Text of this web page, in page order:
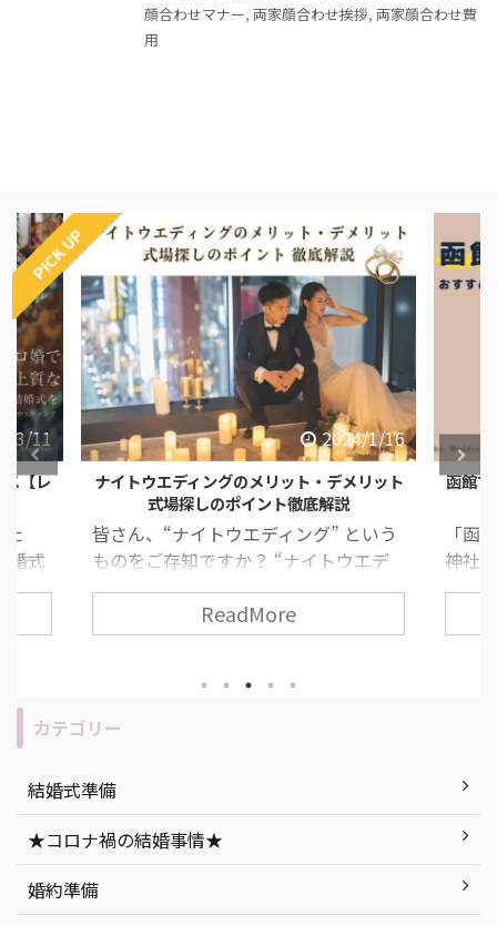
顔合わせマナー, 両家顔合わせ挨拶, 両家顔合わせ費
用
PICK UP
3/11
【レ
婚式
すめ
がな
人と
の
でき
は
』
いき
2024/1/16
ナイトウエディングのメリット・デメリット
式場探しのポイント徹底解説
皆さん、“ナイトウエディング” という
ものをご存知ですか？ “ナイトウエデ
ィング” とは、夕方から夜の時間に行
う結婚式のことで、近年とても人気な
挙式スタイルの一つです！ 挙式や披露
わりありません。 今回は、ナイトウエ
ディングのメリット・デメリットの説
トウエディングを徹底解説します！ 目
次 「ナイトウエディング」って何？ ナ
イトウエディングのメリット・デメリ
ット ナイトウエディングの式場探しで
気をつけたいポイン ...
ReadMore
函館
「函
神社
道っ
いと
ト
紹
町
カテゴリー
結婚式準備
★コロナ禍の結婚事情★
婚約準備